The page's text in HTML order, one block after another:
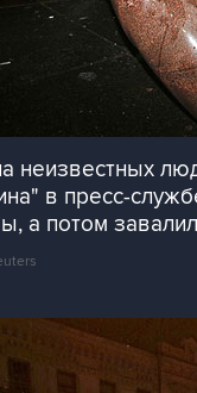
неизвестных
в пресс-
а потом